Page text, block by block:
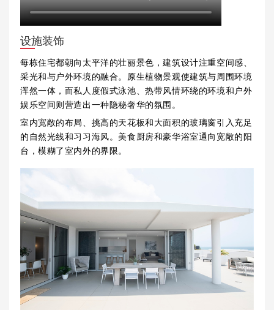
设施装饰
每栋住宅都朝向太平洋的壮丽景色，建筑设计注重空间感、
采光和与户外环境的融合。原生植物景观使建筑与周围环境
浑然一体，而私人度假式泳池、热带风情环绕的环境和户外
娱乐空间则营造出一种隐秘奢华的氛围。
室内宽敞的布局、挑高的天花板和大面积的玻璃窗引入充足
的自然光线和习习海风。美食厨房和豪华浴室通向宽敞的阳
台，模糊了室内外的界限。